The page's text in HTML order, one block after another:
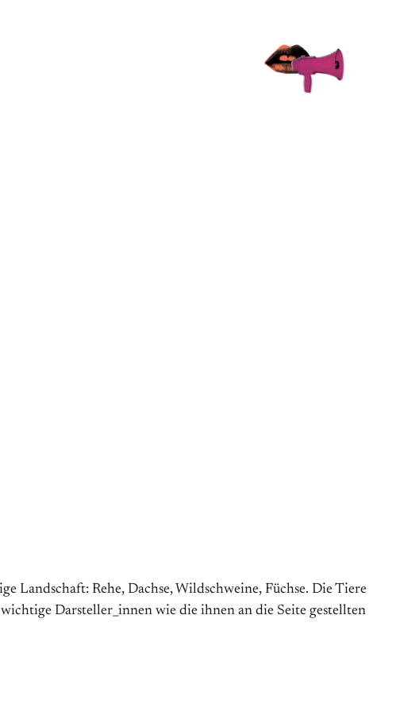
Landschaft: Rehe, Dachse, Wildschweine, Füchse. Die Tiere
Darsteller_innen wie die ihnen an die Seite gestellten